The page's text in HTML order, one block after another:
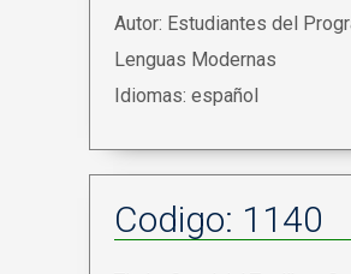
Autor: Estudiantes del
Lenguas Modernas
Idiomas: español
Codigo: 1140